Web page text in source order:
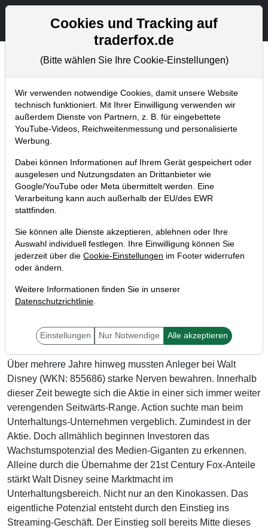
Aktien- und Artikelsuche
Chartanalysen
Home Blog Chartanalysen
Chartanalyse Walt Disney: Jetzt ist
der Weg nach oben frei!
07.01.2019 um 06:38 Uhr | P. Uhlschmied
Über mehrere Jahre hinweg mussten Anleger bei Walt
Disney (WKN: 855686) starke Nerven bewahren. Innerhalb
dieser Zeit bewegte sich die Aktie in einer sich immer weiter
verengenden Seitwärts-Range. Action suchte man beim
Unterhaltungs-Unternehmen vergeblich. Zumindest in der
Aktie. Doch allmählich beginnen Investoren das
Wachstumspotenzial des Medien-Giganten zu erkennen.
Alleine durch die Übernahme der 21st Century Fox-Anteile
stärkt Walt Disney seine Marktmacht im
Unterhaltungsbereich. Nicht nur an den Kinokassen. Das
eigentliche Potenzial entsteht durch den Einstieg ins
Streaming-Geschäft. Der Einstieg soll bereits Mitte dieses
Cookies und Tracking auf
traderfox.de
(Bitte wählen Sie Ihre Cookie-Einstellungen)
Wir verwenden notwendige Cookies, damit unsere Website
technisch funktioniert. Mit Ihrer Einwilligung verwenden wir
außerdem Dienste von Partnern, z. B. für eingebettete
YouTube-Videos, Reichweitenmessung und personalisierte
Werbung.
Dabei können Informationen auf Ihrem Gerät gespeichert oder
ausgelesen und Nutzungsdaten an Drittanbieter wie
Google/YouTube oder Meta übermittelt werden. Eine
Verarbeitung kann auch außerhalb der EU/des EWR
stattfinden.
Sie können alle Dienste akzeptieren, ablehnen oder Ihre
Auswahl individuell festlegen. Ihre Einwilligung können Sie
jederzeit über die Cookie-Einstellungen im Footer widerrufen
oder ändern.
Weitere Informationen finden Sie in unserer
Datenschutzrichtlinie.
Einstellungen Nur Notwendige Alle akzeptieren